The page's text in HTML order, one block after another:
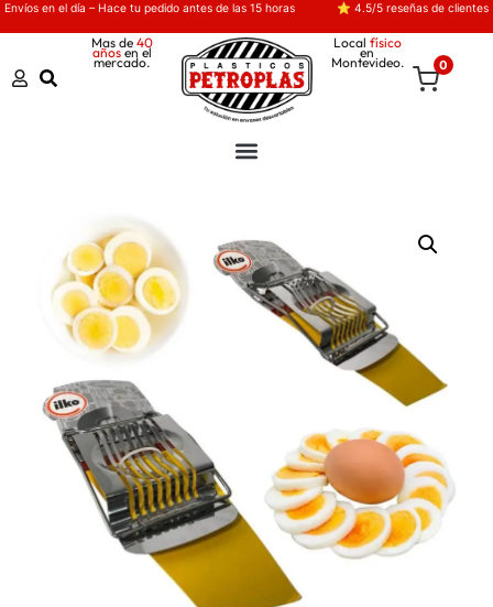
Envíos en el día – Hace tu pedido antes de las 15 horas ⭐ 4.5/5 reseñas de clientes
Mas de 40
añosen el
mercado.
Local físico
en
Montevideo. 0